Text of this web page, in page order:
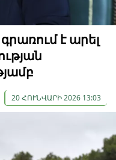
է արել
20 ՀՈՒՆՎԱՐԻ 2026 13:03